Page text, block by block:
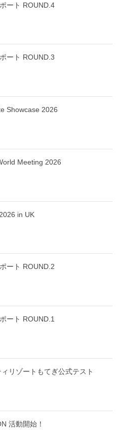
ート ROUND.4
ート ROUND.3
Showcase 2026
Meeting 2026
in UK
ート ROUND.2
ート ROUND.1
リゾートもてぎ公式テスト
活動開始！